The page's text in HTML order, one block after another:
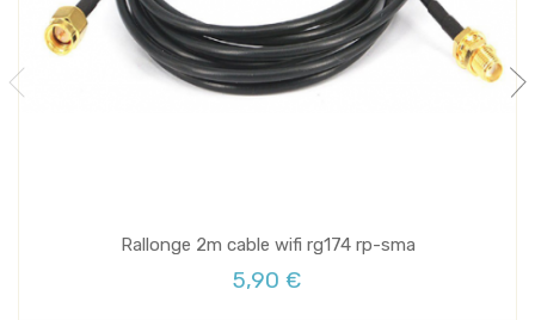
Rallonge 2m cable wifi rg174 rp-sma
5,90 €